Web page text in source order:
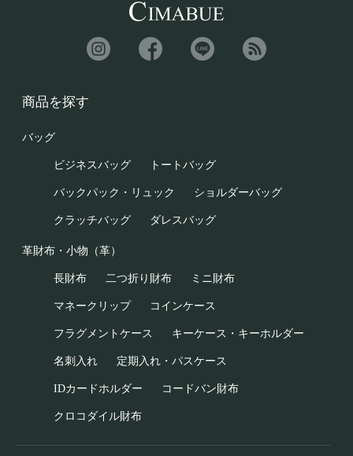
商品を探す
バッグ
ビジネスバッグ トートバッグ
バックパック・リュック ショルダーバッグ
クラッチバッグ ダレスバッグ
革財布・小物（革）
長財布 二つ折り財布 ミニ財布
マネークリップ コインケース
フラグメントケース キーケース・キーホルダー
名刺入れ 定期入れ・パスケース
IDカードホルダー コードバン財布
クロコダイル財布